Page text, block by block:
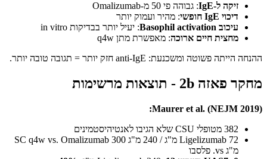
זיקה ל-IgE
: גבוהה פי 50 מ-Omalizumab
דיכוי IgE חופשי
: מהיר ועמוק יותר
עיכוב Basophil activation
: יעיל יותר בבדיקות in vitro
מחצית חיים ארוכה: מאפשרת מתן q4w
ההנחה הייתה פשוטה ומשכנעת: anti-IgE חזק יותר = תגובה טובה יותר.
מחקר פאזה 2b - תוצאות מרשימות
Maurer et al. (NEJM 2019):
382 מטופלי CSU שלא הגיבו לאנטיהיסטמינים
Ligelizumab 72 מ"ג / 240 מ"ג SC q4w vs. Omalizumab 300
מ"ג vs. פלסבו